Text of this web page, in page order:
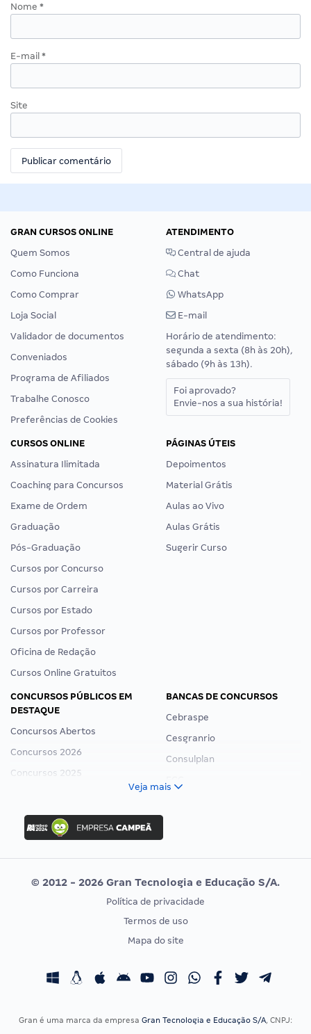
Nome *
E-mail *
Site
GRAN CURSOS ONLINE
Quem Somos
Como Funciona
Como Comprar
Loja Social
Validador de documentos
Conveniados
Programa de Afiliados
Trabalhe Conosco
Preferências de Cookies
ATENDIMENTO
Central de ajuda
Chat
WhatsApp
E-mail
Horário de atendimento:
segunda a sexta (8h às 20h),
sábado (9h às 13h).
Foi aprovado?
Envie-nos a sua história!
CURSOS ONLINE
Assinatura Ilimitada
Coaching para Concursos
Exame de Ordem
Graduação
Pós-Graduação
Cursos por Concurso
Cursos por Carreira
Cursos por Estado
Cursos por Professor
Oficina de Redação
Cursos Online Gratuitos
PÁGINAS ÚTEIS
Depoimentos
Material Grátis
Aulas ao Vivo
Aulas Grátis
Sugerir Curso
CONCURSOS PÚBLICOS EM
DESTAQUE
Concursos Abertos
Concursos 2026
Concursos 2025
Concurso Ibama
Concurso MPU
Editais publicados
BANCAS DE CONCURSOS
Cebraspe
Cesgranrio
Consulplan
Vunesp
CONCURSOS POR PROFISSÃO
Concursos Fiscais
EXAME DE ORDEM
Calendário OAB
Veja mais
© 2012 - 2026 Gran Tecnologia e Educação S/A.
Política de privacidade
Termos de uso
Mapa do site
Gran é uma marca da empresa Gran Tecnologia e Educação S/A, CNPJ: